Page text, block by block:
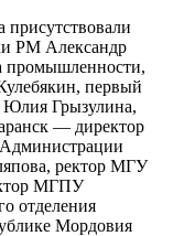
присутствовали
РМ Александр
промышленности,
первый
Юлия Грызулина,
— директор
Администрации
ректор МГУ
МГПУ
отделения
Мордовия